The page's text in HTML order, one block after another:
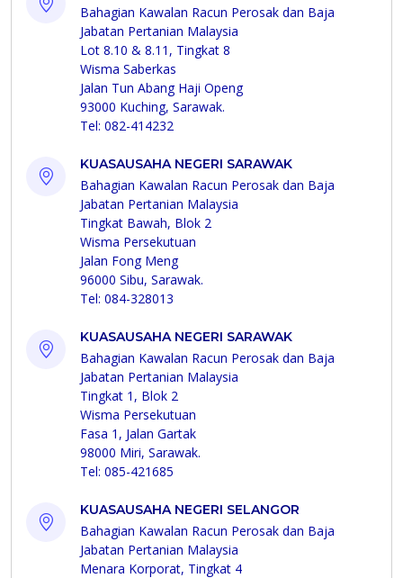
Bahagian Kawalan Racun Perosak dan Baja
Jabatan Pertanian Malaysia
Lot 8.10 & 8.11, Tingkat 8
Wisma Saberkas
Jalan Tun Abang Haji Openg
93000 Kuching, Sarawak.
Tel: 082-414232
KUASAUSAHA NEGERI SARAWAK
Bahagian Kawalan Racun Perosak dan Baja
Jabatan Pertanian Malaysia
Tingkat Bawah, Blok 2
Wisma Persekutuan
Jalan Fong Meng
96000 Sibu, Sarawak.
Tel: 084-328013
KUASAUSAHA NEGERI SARAWAK
Bahagian Kawalan Racun Perosak dan Baja
Jabatan Pertanian Malaysia
Tingkat 1, Blok 2
Wisma Persekutuan
Fasa 1, Jalan Gartak
98000 Miri, Sarawak.
Tel: 085-421685
KUASAUSAHA NEGERI SELANGOR
Bahagian Kawalan Racun Perosak dan Baja
Jabatan Pertanian Malaysia
Menara Korporat, Tingkat 4